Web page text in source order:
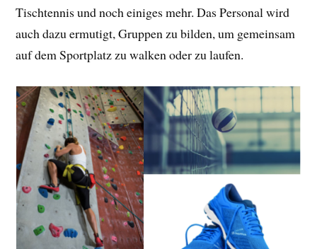
Tischtennis und noch einiges mehr. Das Personal wird
auch dazu ermutigt, Gruppen zu bilden, um gemeinsam
auf dem Sportplatz zu walken oder zu laufen.